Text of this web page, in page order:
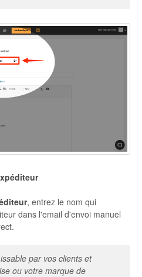
, entrez le nom qui
dans l'email d'envoi manuel
par vos clients et
ou votre marque de